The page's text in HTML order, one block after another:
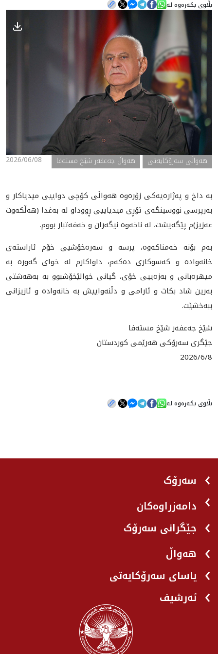
هه‌واڵ
گەلەری
بڵاوی بکەرەوە لە
2026/06/08 ھەواڵی سەرۆکایەتی هەواڵ جەعفەر شێخ مستەفا
بە داخ و پەژارەیەکی زۆرەوە هەواڵی کۆچی دواییی میدیاکار و
بەرپرسی نووسینگەی تۆڕی میدیاییی ڕووداو لە بەغدا (هەڵکەوت
عەزیز)م پێگەیشت، لە ناخەوە نیگەران و خەفەتبار بووم.
بەم بۆنە خەمناکەوە، پرسە و سەرەخۆشیی خۆم ئاراستەی
خانەوادە و کەسوکاری دەکەم، داواکارم لە خوای گەورە بە
میهرەبانی و بەزەییی خۆی، گیانی خوالێخۆشبوو بە بەهەشتی
بەرین شاد بکات و ئارامی و دڵنەواییش بە خانەوادە و ئازیزانی
ببەخشێت.
شێخ جەعفەر شێخ مستەفا
جێگری سەرۆکی هەرێمی کوردستان
2026/6/8
بڵاوی بکەرەوە لە
سەرۆک
دامەزراوەکان
جێگرانی سه‌رۆک
هه‌واڵ
یاسای سەرۆکایەتی
ئەرشیف